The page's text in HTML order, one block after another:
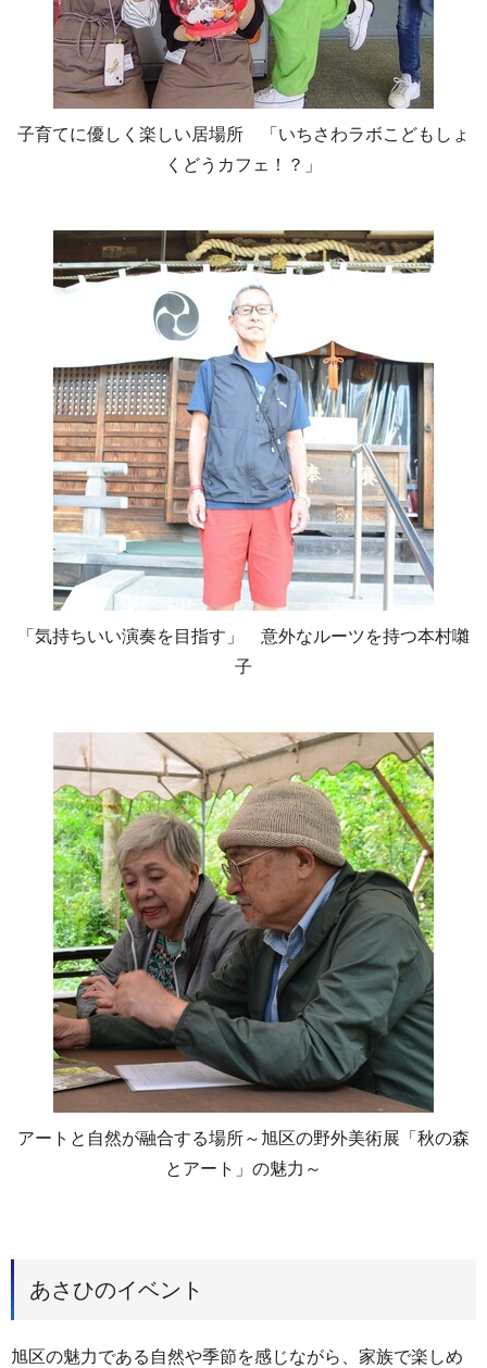
子育てに優しく楽しい居場所 「いちさわラボこどもしょ
くどうカフェ！？」
「気持ちいい演奏を目指す」 意外なルーツを持つ本村囃
子
アートと自然が融合する場所～旭区の野外美術展「秋の森
とアート」の魅力～
あさひのイベント
旭区の魅力である自然や季節を感じながら、家族で楽しめ